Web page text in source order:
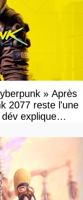
» Après
2077 reste l'une
explique